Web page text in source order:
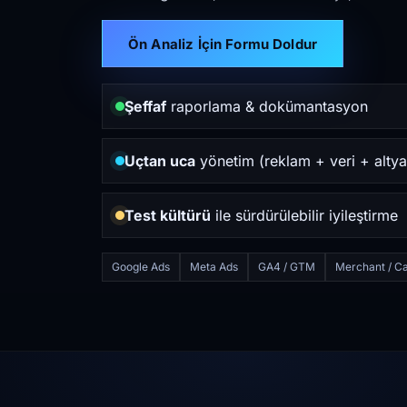
Ön Analiz İçin Formu Doldur
Şeffafraporlama & dokümantasyon
Uçtan uca yönetim (reklam + veri +
Test kültürü ile sürdürülebilir iyileştirme
Google Ads Meta Ads GA4 / GTM Merchant /